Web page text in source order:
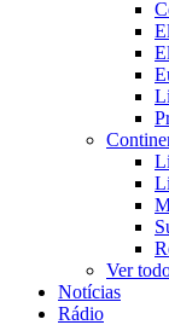
Ver
Notícias
Rádio